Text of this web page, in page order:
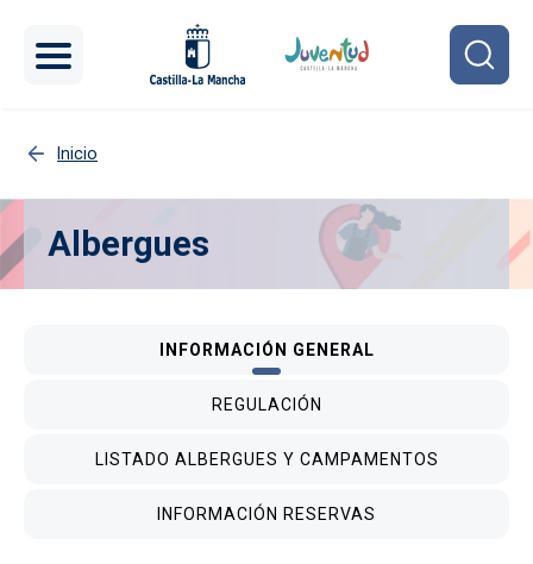
Inicio
Albergues
INFORMACIÓN GENERAL
REGULACIÓN
LISTADO ALBERGUES Y CAMPAMENTOS
INFORMACIÓN RESERVAS